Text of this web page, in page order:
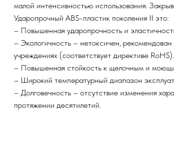
малой интенсивностью использования.
Ударопрочный ABS-пластик поколения II это:
– Повышенная ударопрочность и
– Экологичность – нетоксичен, рекомендован
учреждениях (соответствует директиве RoHS).
– Повышенная стойкость к щелочным и
– Широкий температурный диапазон
– Долговечность – отсутствие изменения
протяжении десятилетий.